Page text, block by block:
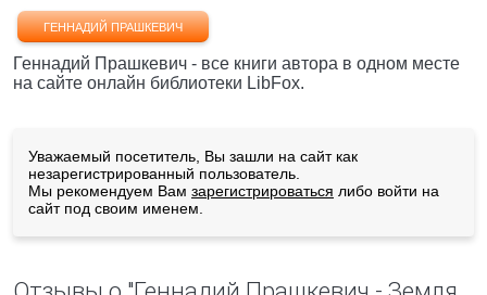
ГЕННАДИЙ ПРАШКЕВИЧ
Геннадий Прашкевич - все книги автора в одном месте
на сайте онлайн библиотеки LibFox.
Уважаемый посетитель, Вы зашли на сайт как
незарегистрированный пользователь.
Мы рекомендуем Вам зарегистрироваться либо войти на
сайт под своим именем.